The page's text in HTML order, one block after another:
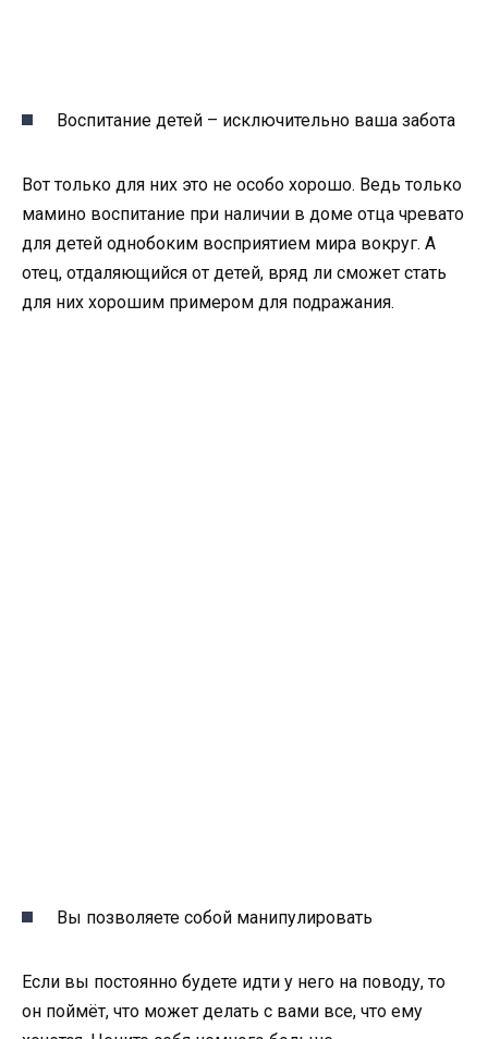
Воспитание детей – исключительно ваша забота
Вот только для них это не особо хорошо. Ведь только
мамино воспитание при наличии в доме отца чревато
для детей однобоким восприятием мира вокруг. А
отец, отдаляющийся от детей, вряд ли сможет стать
для них хорошим примером для подражания.
Вы позволяете собой манипулировать
Если вы постоянно будете идти у него на поводу, то
он поймёт, что может делать с вами все, что ему